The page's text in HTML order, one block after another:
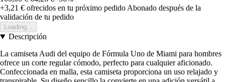
+3,21 € ofrecidos en tu próximo pedido Abonado después de la
validación de tu pedido
Loading...
Descripción
La camiseta Audi del equipo de Fórmula Uno de Miami para hombres
ofrece un corte regular cómodo, perfecto para cualquier aficionado.
Confeccionada en malla, esta camiseta proporciona un uso relajado y